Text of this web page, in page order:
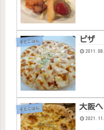
そとごはん ピザ
そとごはん 大阪へ